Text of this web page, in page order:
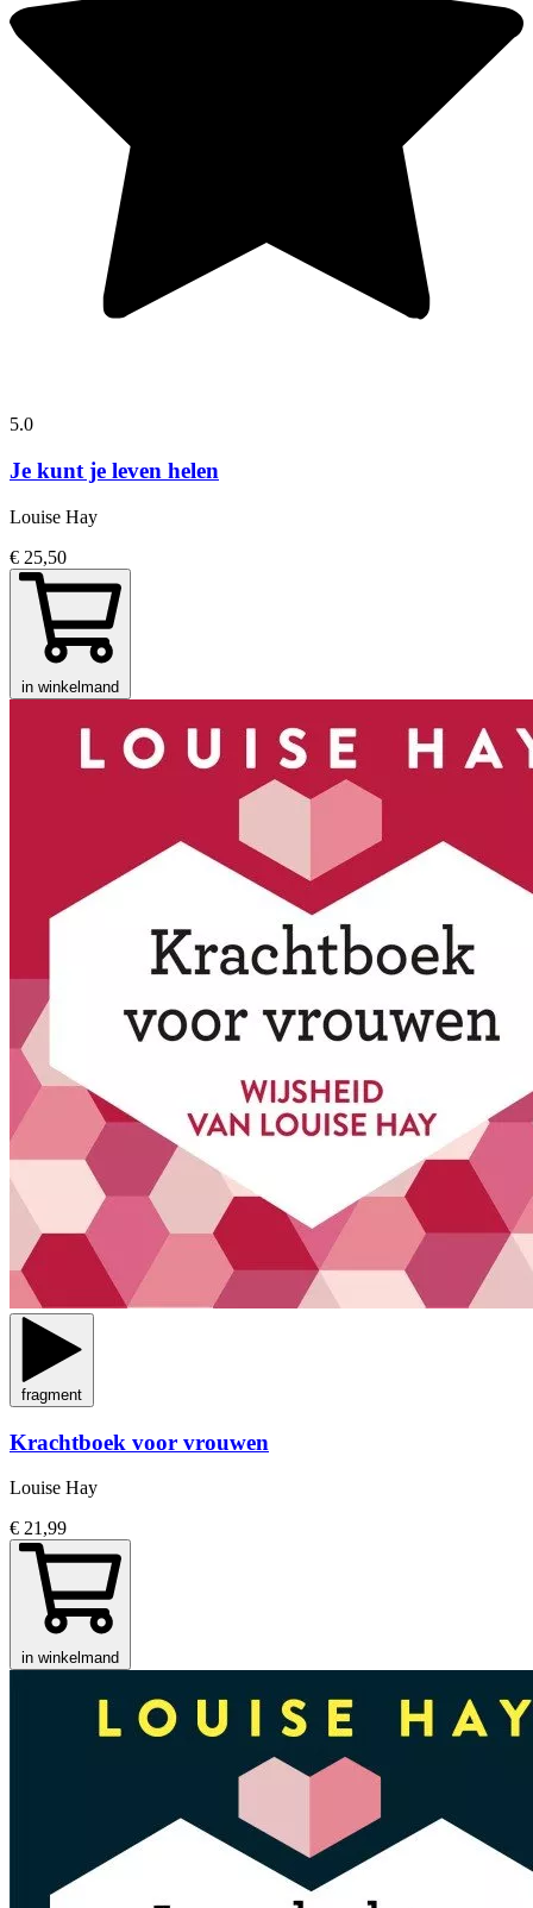
5.0
Je kunt je leven helen
Louise Hay
€ 25,50
in winkelmand
fragment
Krachtboek voor vrouwen
Louise Hay
€ 21,99
in winkelmand